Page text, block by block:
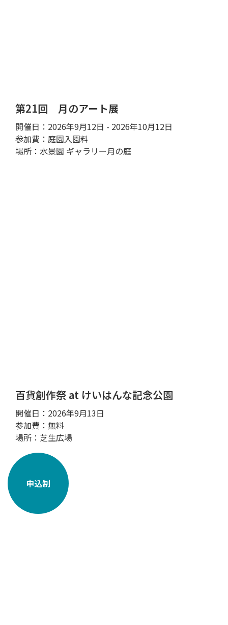
第21回 月のアート展
開催日：2026年9月12日 - 2026年10月12日
参加費：庭園入園料
場所：水景園 ギャラリー月の庭
百貨創作祭 at けいはんな記念公園
開催日：2026年9月13日
参加費：無料
場所：芝生広場
申込制